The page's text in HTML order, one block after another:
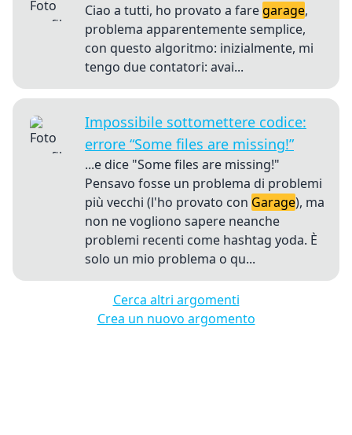
Ciao a tutti, ho provato a faregarage,
problema apparentemente semplice,
con questo algoritmo: inizialmente, mi
tengo due contatori: avai...
Impossibile sottomettere codice:
errore “Some files are missing!”
...e dice "Some files are missing!"
Pensavo fosse un problema di problemi
più vecchi (l'ho provato con Garage), ma
non ne vogliono sapere neanche
problemi recenti come hashtag yoda. È
solo un mio problema o qu...
Cerca altri argomenti
Crea un nuovo argomento